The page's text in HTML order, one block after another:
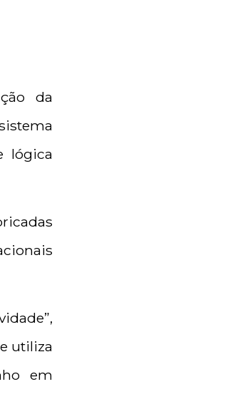
da
lógica
utiliza
em